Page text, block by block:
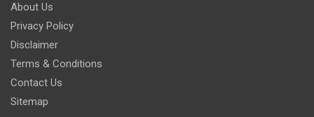
About Us
Privacy Policy
Disclaimer
Terms & Conditions
Contact Us
Sitemap